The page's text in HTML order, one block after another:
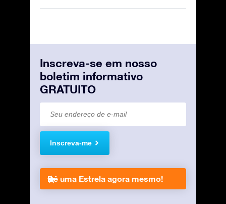
Inscreva-se em nosso
boletim informativo
GRATUITO
Inscreva-me
Dê uma Estrela agora mesmo!